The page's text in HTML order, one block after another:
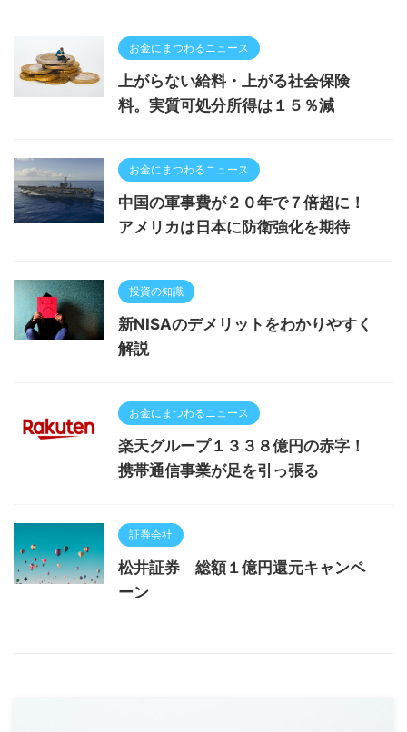
お金にまつわるニュース
上がらない給料・上がる社会保険
料。実質可処分所得は１５％減
お金にまつわるニュース
中国の軍事費が２０年で７倍超に！
アメリカは日本に防衛強化を期待
投資の知識
新NISAのデメリットをわかりやすく
解説
お金にまつわるニュース
楽天グループ１３３８億円の赤字！
携帯通信事業が足を引っ張る
証券会社
松井証券 総額１億円還元キャンペ
ーン